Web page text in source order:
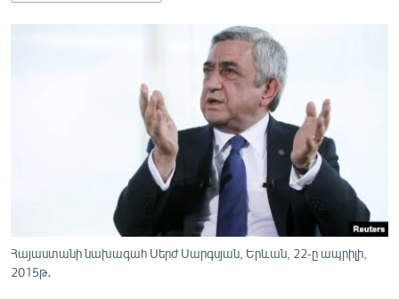
ՄԵԿՆԱԲԱՆՈՒԹՅՈՒՆ
ՏՏ ԵՒ ԻՆՏԵՐՆԵՏ
ԱՐԽԻՎ
Հայաստանի նախագահ Սերժ Սարգսյան, Երևան, 22-ը ապրիլի,
2015թ․